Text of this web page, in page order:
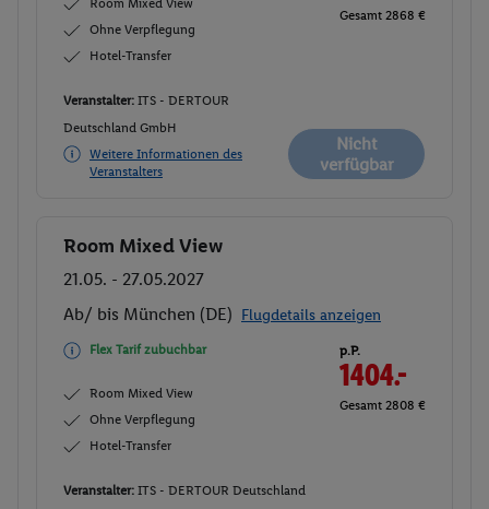
Ohne Verpflegung
Hotel-Transfer
Gesamt 2868 €
Veranstalter: ITS - DERTOUR
Deutschland GmbH
Weitere Informationen des
Veranstalters
Nicht
verfügbar
Buchen
Room Mixed View
21.05. - 27.05.2027
Ab/ bis München (DE) Flugdetails anzeigen
Flex Tarif zubuchbar
Room Mixed View
Ohne Verpflegung
Hotel-Transfer
p.P.
1404.-
Gesamt 2808 €
Veranstalter: ITS - DERTOUR Deutschland